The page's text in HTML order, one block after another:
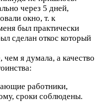
через 5 дней,
окно, т. к
был практически
сделан откос который
я думала, а качество
работники,
сроки соблюдены.